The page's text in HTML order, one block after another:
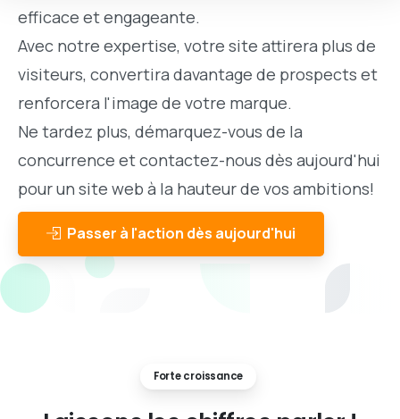
efficace et engageante.
Avec notre expertise, votre site attirera plus de
visiteurs, convertira davantage de prospects et
renforcera l'image de votre marque.
Ne tardez plus, démarquez-vous de la
concurrence et contactez-nous dès aujourd'hui
pour un site web à la hauteur de vos ambitions!
Passer à l'action dès aujourd'hui
Forte croissance